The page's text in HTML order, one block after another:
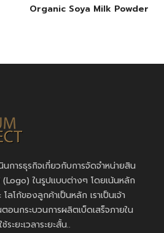
Organic Soya Milk Powder
การธุรกิจเกี่ยวกับการจัดจำหน่ายสิน
ในรูปแบบต่างๆ โดยเน้นหลัก
ลโก้ของลูกค้าเป็นหลัก เราเป็นเจ้า
อนกระบวนการผลิตเบ็ดเสร็จภายใน
ะยะเวลาระยะสั้น..